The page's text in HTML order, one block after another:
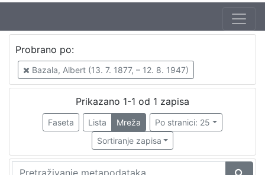
Probrano po:
Bazala, Albert (13. 7. 1877, – 12. 8. 1947)
Prikazano 1-1 od 1 zapisa
Faseta Lista Mreža
Po stranici: 25
Sortiranje zapisa